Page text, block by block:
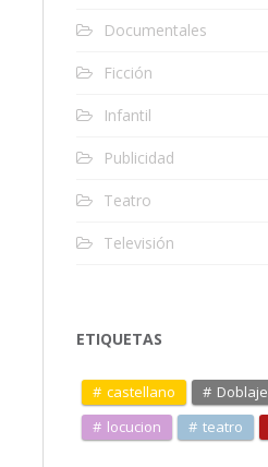
Documentales
Ficción
Infantil
Publicidad
Teatro
Televisión
ETIQUETAS
castellano Doblaje
locucion
teatro